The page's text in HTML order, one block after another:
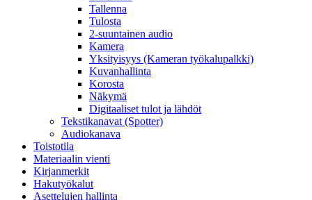
Tallenna
Tulosta
2-suuntainen audio
Kamera
Yksityisyys (Kameran työkalupalkki)
Kuvanhallinta
Korosta
Näkymä
Digitaaliset tulot ja lähdöt
Tekstikanavat (Spotter)
Audiokanava
Toistotila
Materiaalin vienti
Kirjanmerkit
Hakutyökalut
Asettelujen hallinta